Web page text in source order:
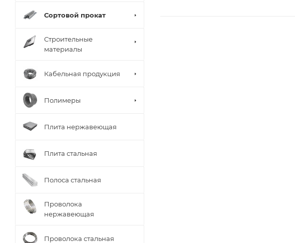
Сортовой прокат
Строительные
материалы
Кабельная продукция
Полимеры
Плита нержавеющая
Плита стальная
Полоса стальная
Проволока
нержавеющая
Проволока стальная